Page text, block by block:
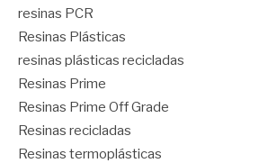
resinas PCR
Resinas Plásticas
resinas plásticas recicladas
Resinas Prime
Resinas Prime Off Grade
Resinas recicladas
Resinas termoplásticas